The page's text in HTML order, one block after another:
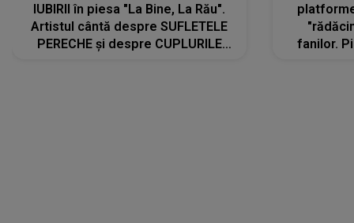
IUBIRII în piesa "La Bine, La Rău".
Artistul cântă despre SUFLETELE
PERECHE și despre CUPLURILE
fanilor.